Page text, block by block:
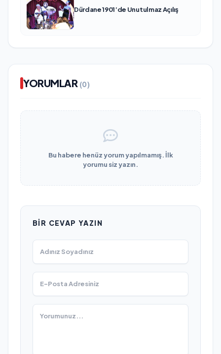
Dürdane 1901’de Unutulmaz Açılış
YORUMLAR (0)
Bu habere henüz yorum yapılmamış. İlk
yorumu siz yazın.
BIR CEVAP YAZIN